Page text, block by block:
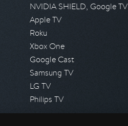
NVIDIA SHIELD, Google TV
Apple TV
Roku
Xbox One
Google Cast
Samsung TV
LG TV
Philips TV